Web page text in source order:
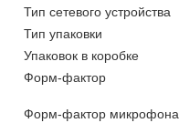
Тип сетевого устройства
Тип упаковки
Упаковок в коробке
Форм-фактор
Форм-фактор микрофона